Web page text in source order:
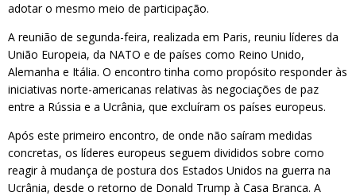
adotar o mesmo meio de participação.
A reunião de segunda-feira, realizada em Paris, reuniu líderes da
União Europeia, da NATO e de países como Reino Unido,
Alemanha e Itália. O encontro tinha como propósito responder às
iniciativas norte-americanas relativas às negociações de paz
entre a Rússia e a Ucrânia, que excluíram os países europeus.
Após este primeiro encontro, de onde não saíram medidas
concretas, os líderes europeus seguem divididos sobre como
reagir à mudança de postura dos Estados Unidos na guerra na
Ucrânia, desde o retorno de Donald Trump à Casa Branca. A